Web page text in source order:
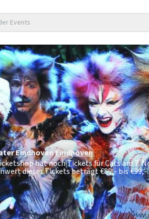
Events
EindhovenEindhoven
hat noch Tickets für Cats am 7.
dieser Tickets beträgt€89,- bis €99,-